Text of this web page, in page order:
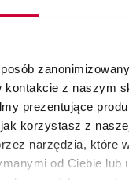
z naszym
prezentujące
korzystasz z
narzędzia, które
od Ciebie